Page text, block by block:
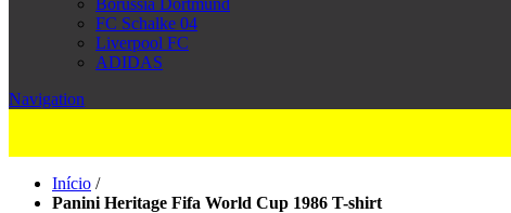
Borussia Dortmund
FC Schalke 04
Liverpool FC
ADIDAS
Navigation
Início /
Panini Heritage Fifa World Cup 1986 T-shirt